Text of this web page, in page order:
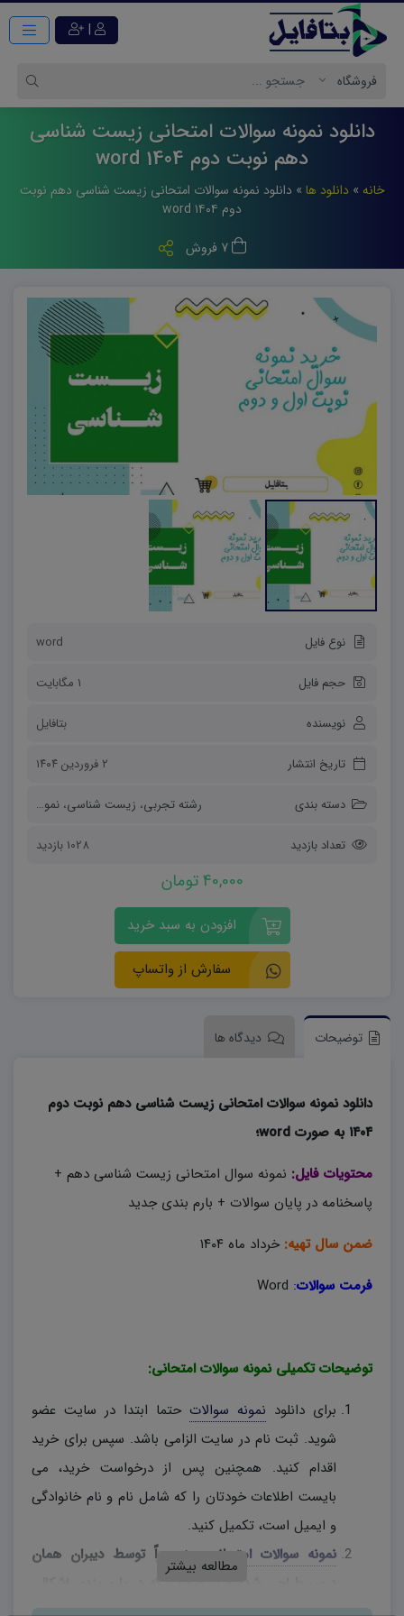
|
دانلود نمونه سوالات امتحانی زیست شناسی
دهم نوبت دوم 1404 word
خانه »دانلود ها »دانلود نمونه سوالات امتحانی زیست شناسی دهم نوبت
دوم ۱۴۰۴ word
7 فروش
نوع فایل word
حجم فایل 1 مگابایت
نویسنده بتافایل
تاریخ انتشار ۲ فروردین ۱۴۰۴
دسته بندی رشته تجربی، زیست شناسی، نمونه سوالات
تعداد بازدید 1028 بازدید
40,000 تومان
افزودن به سبد خرید
سفارش از واتساپ
توضیحات دیدگاه ها
دانلود نمونه سوالات امتحانی زیست شناسی دهم نوبت دوم
۱۴۰۴ به صورت word؛
محتویات فایل: نمونه سوال امتحانی زیست شناسی دهم +
پاسخنامه در پایان سوالات + بارم بندی جدید
ضمن سال تهیه: خرداد ماه ۱۴۰۴
فرمت سوالات:
توضیحات تکمیلی نمونه سوالات امتحانی:
برای دانلود نمونه سوالات حتما ابتدا در سایت عضو
شوید. ثبت نام در سایت الزامی باشد. سپس برای خرید
اقدام کنید. همچنین پس از درخواست خرید، می
بایست اطلاعات خودتان را که شامل نام و نام خانوادگی
و ایمیل است، تکمیل کنید.
نمونه سوالات امتحانی
، منحصراً توسط دیبران همان
مطالعه بیشتر